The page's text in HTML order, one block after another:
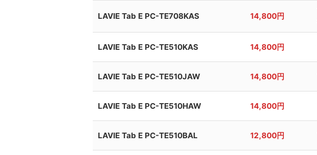
LAVIE Tab E PC-TE708KAS 14,800円
LAVIE Tab E PC-TE510KAS 14,800円
LAVIE Tab E PC-TE510JAW 14,800円
LAVIE Tab E PC-TE510HAW 14,800円
LAVIE Tab E PC-TE510BAL 12,800円